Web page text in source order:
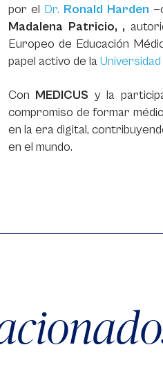
por el Dr. Ronald Harden
Madalena Patricio, ,
Europeo de Educación
papel activo de la
Con MEDICUS y la
compromiso de formar
en la era digital,
en el mundo.